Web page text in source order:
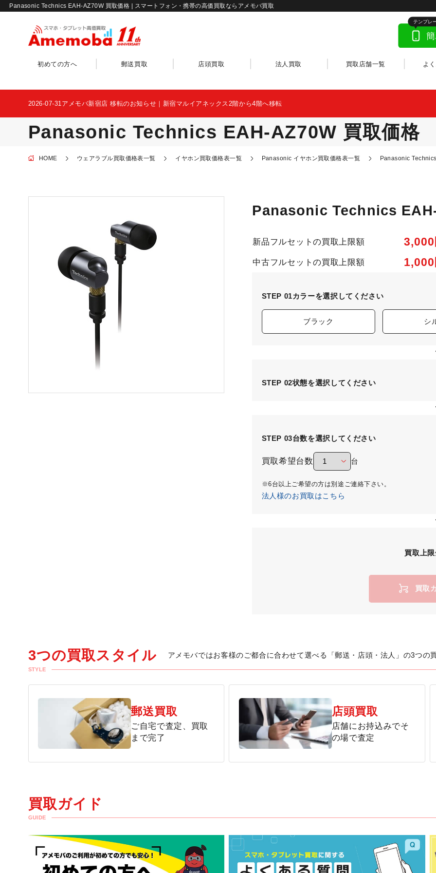
Panasonic Technics EAH-AZ70W 買取価格 | スマートフォン・携帯の高価買取ならアメモバ買取
初めての方へ 郵送買取 店頭買取 法人買取 買取店舗一覧 よ
2026-07-31 アメモバ新宿店 移転のお知らせ｜新宿マルイアネックス2階から4階へ移転
Panasonic Technics EAH-AZ70W 買取価格
HOME ウェアラブル買取価格表一覧 イヤホン買取価格表一覧 Panasonic イヤホン買取価格表一覧 Panasonic
Panasonic Technics
新品フルセットの買取上限額 3,000
中古フルセットの買取上限額 1,000
STEP 01カラーを選択してください
ブラック シ
STEP 02状態を選択してください
STEP 03台数を選択してください
買取希望台数 台
※6台以上ご希望の方は別途ご連絡下さい。
法人様のお買取はこちら
買取上
買取
3つの買取スタイル
STYLE
アメモバではお客様のご都合に合わせて選べる「郵送・店頭・法人」の3つの
郵送買取
ご自宅で査定、買取
まで完了
店頭買取
店舗にお持込みでそ
の場で査定
買取ガイド
GUIDE